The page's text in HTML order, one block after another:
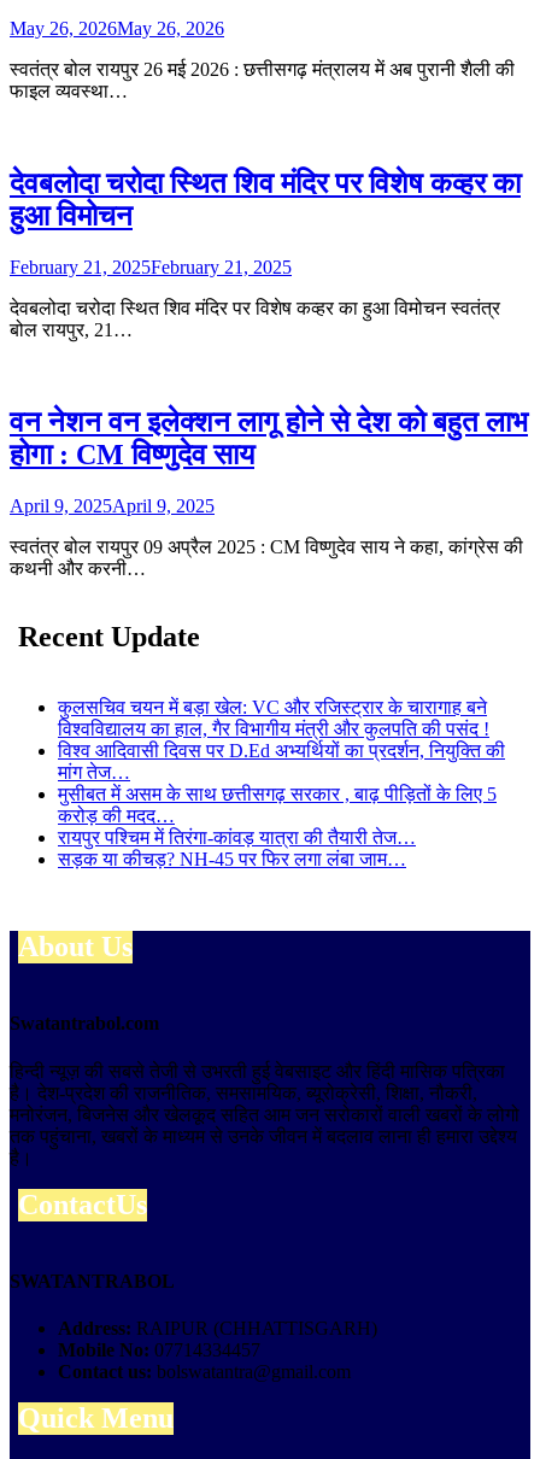
May 26, 2026May 26, 2026
स्वतंत्र बोल रायपुर 26 मई 2026 : छत्तीसगढ़ मंत्रालय में अब पुरानी शैली की
फाइल व्यवस्था…
देवबलोदा चरोदा स्थित शिव मंदिर पर विशेष कव्हर का
हुआ विमोचन
February 21, 2025February 21, 2025
देवबलोदा चरोदा स्थित शिव मंदिर पर विशेष कव्हर का हुआ विमोचन स्वतंत्र
बोल रायपुर, 21…
वन नेशन वन इलेक्शन लागू होने से देश को बहुत लाभ
होगा : CM विष्णुदेव साय
April 9, 2025April 9, 2025
स्वतंत्र बोल रायपुर 09 अप्रैल 2025 : CM विष्णुदेव साय ने कहा, कांग्रेस की
कथनी और करनी…
Recent Update
कुलसचिव चयन में बड़ा खेल: VC और रजिस्ट्रार के चारागाह बने
विश्वविद्यालय का हाल, गैर विभागीय मंत्री और कुलपति की पसंद !
विश्व आदिवासी दिवस पर D.Ed अभ्यर्थियों का प्रदर्शन, नियुक्ति की
मांग तेज…
मुसीबत में असम के साथ छत्तीसगढ़ सरकार , बाढ़ पीड़ितों के लिए 5
करोड़ की मदद…
रायपुर पश्चिम में तिरंगा-कांवड़ यात्रा की तैयारी तेज…
सड़क या कीचड़? NH-45 पर फिर लगा लंबा जाम…
About Us
Swatantrabol.com
हिन्दी न्यूज़ की सबसे तेजी से उभरती हुई वेबसाइट और हिंदी मासिक पत्रिका
है। देश-प्रदेश की राजनीतिक, समसामयिक, ब्यूरोक्रेसी, शिक्षा, नौकरी,
मनोरंजन, बिजनेस और खेलकूद सहित आम जन सरोकारों वाली खबरों के लोगो
तक पहुंचाना, खबरों के माध्यम से उनके जीवन में बदलाव लाना ही हमारा उद्देश्य
है।
ContactUs
SWATANTRABOL
Address: RAIPUR (CHHATTISGARH)
Mobile No: 07714334457
Contact us: bolswatantra@gmail.com
Quick Menu